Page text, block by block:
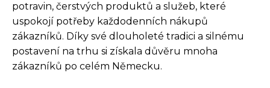
potravin, čerstvých produktů a služeb, které
uspokojí potřeby každodenních nákupů
zákazníků. Díky své dlouholeté tradici a silnému
postavení na trhu si získala důvěru mnoha
zákazníků po celém Německu.